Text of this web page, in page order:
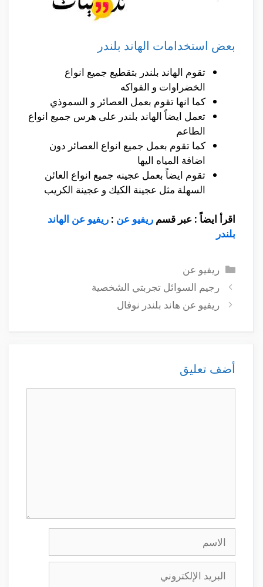
بعض استخدامات الهاند بلندر
تقوم الهاند بلندر بتقطيع جميع انواع
الخضراوات و الفواكه
كما انها تقوم بعمل العصائر و السموذي
تعمل ايضاً الهاند بلندر على هرس جميع انواع
الطاعم
كما تقوم بعمل جميع انواع العصائر دون
اضافة المياه اليها
تقوم ايضاً بعمل عجينه جميع انواع العائن
السهلة مثل عجينة الكيك و عجينة الكريب
اقرأ ايضاً : عبر قسم ريفيو عن : ريفيو عن الهاند
بلندر
التصنيفات
ريفيو عن
رجيم السوائل تجربتي الشخصية
ريفيو عن هاند بلندر نوفال
أضف تعليق
الاسم
البريد
الإلكتروني